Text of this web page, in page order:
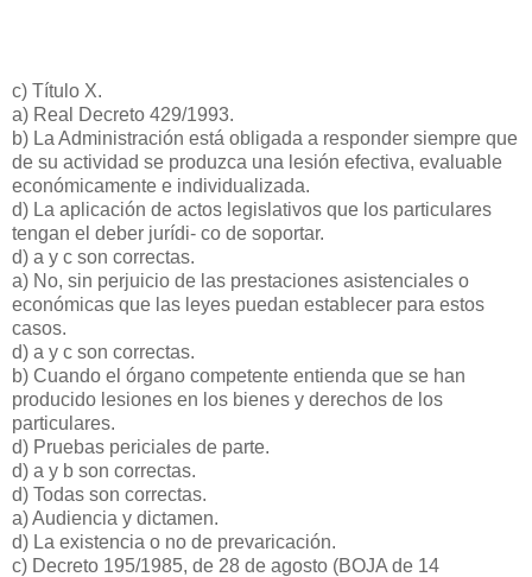
c) Título X.
a) Real Decreto 429/1993.
b) La Administración está obligada a responder siempre que
de su actividad se produzca una lesión efectiva, evaluable
económicamente e individualizada.
d) La aplicación de actos legislativos que los particulares
tengan el deber jurídi- co de soportar.
d) a y c son correctas.
a) No, sin perjuicio de las prestaciones asistenciales o
económicas que las leyes puedan establecer para estos
casos.
d) a y c son correctas.
b) Cuando el órgano competente entienda que se han
producido lesiones en los bienes y derechos de los
particulares.
d) Pruebas periciales de parte.
d) a y b son correctas.
d) Todas son correctas.
a) Audiencia y dictamen.
d) La existencia o no de prevaricación.
c) Decreto 195/1985, de 28 de agosto (BOJA de 14